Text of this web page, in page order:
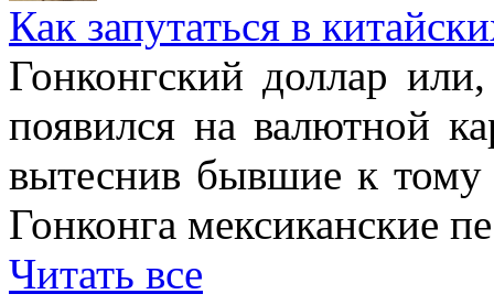
Как запутаться в
Гонконгский доллар
появился на валютной
вытеснив бывшие к тому
Гонконга мексиканские
Читать все